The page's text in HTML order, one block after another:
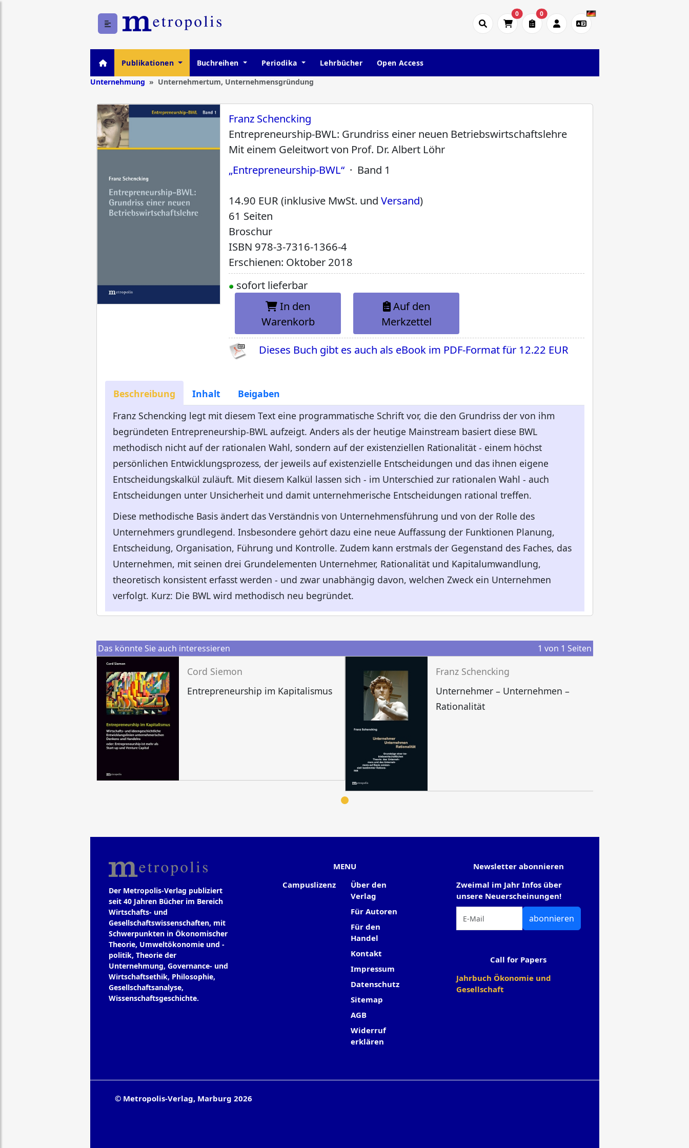
0 0
Publikationen Buchreihen Periodika Lehrbücher
Open Access
Unternehmung
Unternehmertum, Unternehmensgründung
Franz Schencking
Entrepreneurship-BWL: Grundriss einer neuen Betriebswirtschaftslehre
Mit einem Geleitwort von Prof. Dr. Albert Löhr
„Entrepreneurship-BWL“ · Band 1
14.90 EUR (inklusive MwSt. undVersand)
61 Seiten
Broschur
ISBN 978-3-7316-1366-4
Erschienen: Oktober 2018
sofort lieferbar
In den
Warenkorb
Auf den
Merkzettel
Dieses Buch gibt es auch als eBook im PDF-Format für 12.22 EUR
Beschreibung Inhalt
Beigaben
Franz Schencking legt mit diesem Text eine programmatische Schrift vor, die den Grundriss der von ihm
begründeten Entrepreneurship-BWL aufzeigt. Anders als der heutige Mainstream basiert diese BWL
methodisch nicht auf der rationalen Wahl, sondern auf der existenziellen Rationalität - einem höchst
persönlichen Entwicklungsprozess, der jeweils auf existenzielle Entscheidungen und das ihnen eigene
Entscheidungskalkül zuläuft. Mit diesem Kalkül lassen sich - im Unterschied zur rationalen Wahl - auch
Entscheidungen unter Unsicherheit und damit unternehmerische Entscheidungen rational treffen.
Diese methodische Basis ändert das Verständnis von Unternehmensführung und von der Rolle des
Unternehmers grundlegend. Insbesondere gehört dazu eine neue Auffassung der Funktionen Planung,
Entscheidung, Organisation, Führung und Kontrolle. Zudem kann erstmals der Gegenstand des Faches, das
Unternehmen, mit seinen drei Grundelementen Unternehmer, Rationalität und Kapitalumwandlung,
theoretisch konsistent erfasst werden - und zwar unabhängig davon, welchen Zweck ein Unternehmen
verfolgt. Kurz: Die BWL wird methodisch neu begründet.
Das könnte Sie auch interessieren 1 von 1 Seiten
Cord Siemon
Entrepreneurship im Kapitalismus
Franz Schencking
Unternehmer – Unternehmen –
Rationalität
Der Metropolis-Verlag publiziert
seit 40 Jahren Bücher im Bereich
Wirtschafts- und
Gesellschaftswissenschaften, mit
Schwerpunkten in Ökonomischer
Theorie, Umweltökonomie und -
politik, Theorie der
Unternehmung, Governance- und
Wirtschaftsethik, Philosophie,
Gesellschaftsanalyse,
Wissenschaftsgeschichte.
MENU
Campuslizenz
Über den
Verlag
Für Autoren
Für den
Handel
Kontakt
Impressum
Datenschutz
Sitemap
AGB
Widerruf
erklären
Newsletter abonnieren
Zweimal im Jahr Infos über
unsere Neuerscheinungen!
abonnieren
Call for Papers
Jahrbuch Ökonomie und
Gesellschaft
© Metropolis-Verlag, Marburg 2026